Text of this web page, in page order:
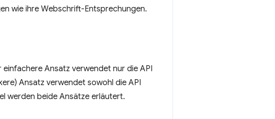
wie ihre Webschrift-Entsprechungen.
Ansatz verwendet nur die API
Ansatz verwendet sowohl die API
werden beide Ansätze erläutert.